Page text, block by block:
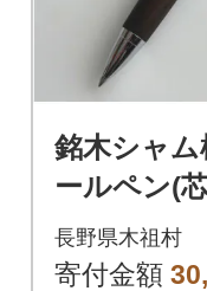
銘木シャム
ールペン(
長野県木祖村
寄付金額